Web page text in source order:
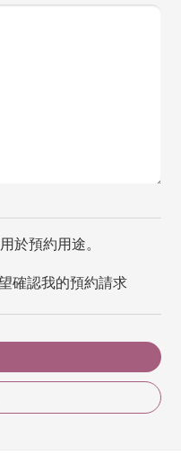
於預約用途。
確認我的預約請求